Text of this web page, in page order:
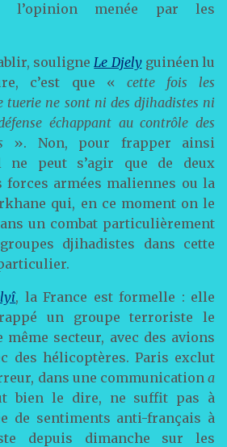
l’opinion menée par les
souligneLe Djelyguinéen lu
c’est que « cette fois les
tuerie ne sont ni des djihadistes ni
échappant au contrôle des
». Non, pour frapper ainsi
peut s’agir que de deux
forces armées maliennes ou la
qui, en ce moment on le
un combat particulièrement
djihadistes dans cette
, la France est formelle : elle
un groupe terroriste le
secteur, avec des avions
des hélicoptères. Paris exclut
dans une communication a
bien le dire, ne suffit pas à
de sentiments anti-français à
depuis dimanche sur les